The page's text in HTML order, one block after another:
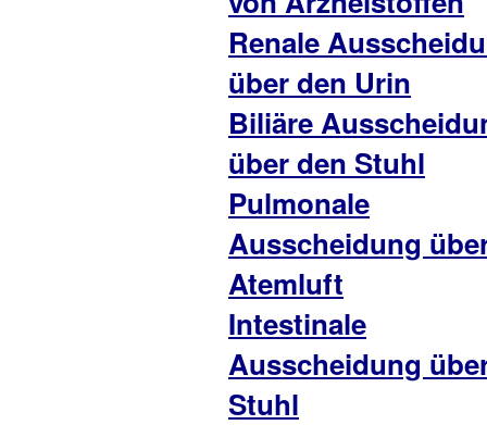
Renale
über den Urin
Biliäre
über den Stuhl
Pulmonale
Ausscheidung
Atemluft
Intestinale
Ausscheidung
Stuhl